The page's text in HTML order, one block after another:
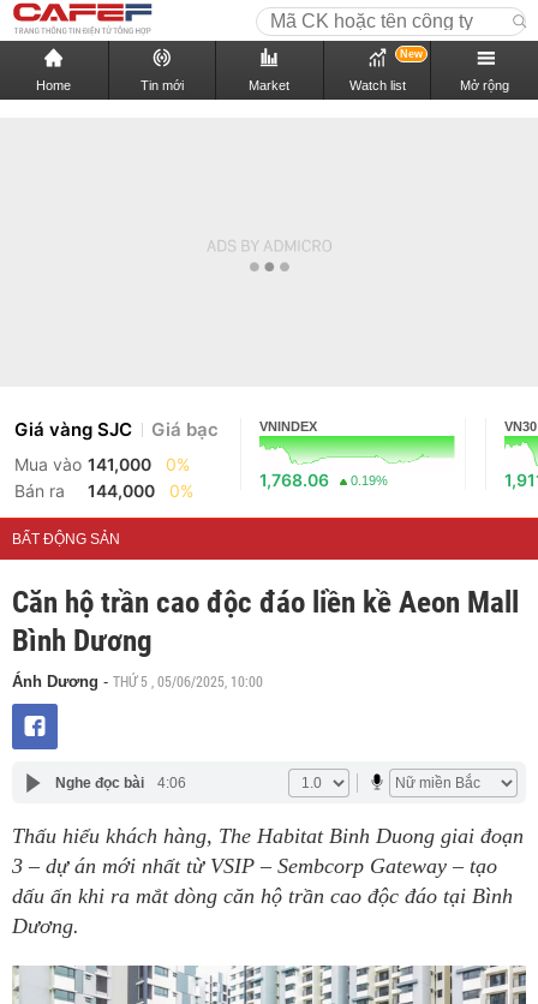
Home Tin mới Market Watch list
New
Mở rộng
Giá vàng SJC Giá bạc
Mua vào 141,000
0%
Bán ra
144,000 0%
VNINDEX
1,768.06 0.19%
VN30
BẤT ĐỘNG SẢN
Căn hộ trần cao độc đáo liền kề Aeon Mall
Bình Dương
Ánh Dương - THỨ 5 , 05/06/2025, 10:00
Nghe đọc bài 4:06
Thấu hiểu khách hàng, The Habitat Binh Duong giai đoạn
3 – dự án mới nhất từ VSIP – Sembcorp Gateway – tạo
dấu ấn khi ra mắt dòng căn hộ trần cao độc đáo tại Bình
Dương.